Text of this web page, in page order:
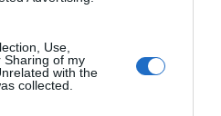
Use,
Sharing of my
with the
collected.
más y sí con el
de la empresa se trata
antes de que llegue y
todo el mundo la